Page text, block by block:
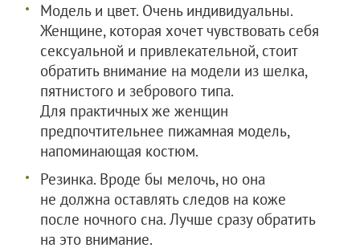
Модель и цвет. Очень индивидуальны.
Женщине, которая хочет чувствовать себя
сексуальной и привлекательной, стоит
обратить внимание на модели из шелка,
пятнистого и зебрового типа.
Для практичных же женщин
предпочтительнее пижамная модель,
напоминающая костюм.
Резинка. Вроде бы мелочь, но она
не должна оставлять следов на коже
после ночного сна. Лучше сразу обратить
на это внимание.